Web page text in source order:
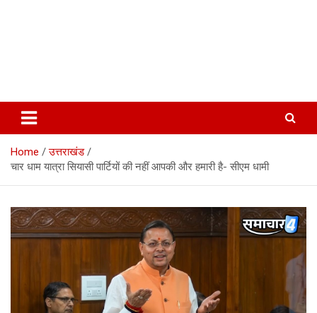
Home
उत्तराखंड
चार धाम यात्रा सियासी पार्टियों की नहीं आपकी और हमारी है- सीएम धामी